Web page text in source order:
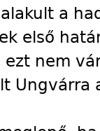
a
első
ezt nem